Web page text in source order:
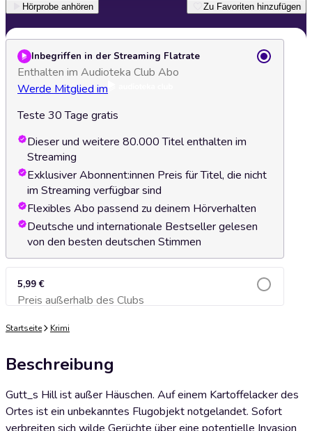
Hörprobe anhören Zu Favoriten hinzufügen
Inbegriffen in der Streaming Flatrate
Enthalten im Audioteka Club Abo
Werde Mitglied im
Teste 30 Tage gratis
Dieser und weitere 80.000 Titel enthalten im
Streaming
Exklusiver Abonnent:innen Preis für Titel, die nicht
im Streaming verfügbar sind
Flexibles Abo passend zu deinem Hörverhalten
Deutsche und internationale Bestseller gelesen
von den besten deutschen Stimmen
5,99 €
Preis außerhalb des ClubsZum Warenkorb hinzufügen
Startseite Krimi
Beschreibung
Gutt_s Hill ist außer Häuschen. Auf einem Kartoffelacker des
Ortes ist ein unbekanntes Flugobjekt notgelandet. Sofort